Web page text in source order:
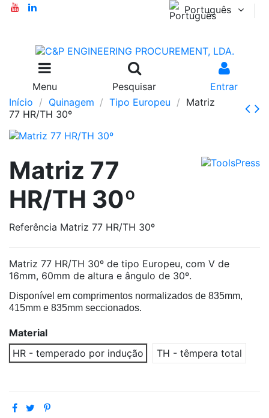
Português
Menu Pesquisar
Entrar
Início
Quinagem Tipo Europeu
Matriz
77 HR/TH 30º
Matriz 77
HR/TH 30º
Referência Matriz 77 HR/TH 30º
Matriz 77 HR/TH 30º de tipo Europeu, com V de
16mm, 60mm de altura e ângulo de 30º.
Disponível em comprimentos normalizados de 835mm,
415mm e 835mm seccionados.
Material
HR - temperado por indução
TH - têmpera total